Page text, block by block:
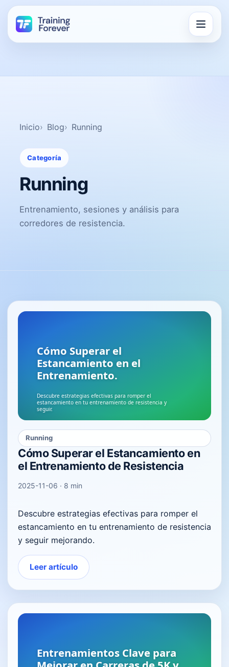
Inicio Blog Running
Categoría
Running
Entrenamiento, sesiones y análisis para
corredores de resistencia.
Running
Cómo Superar el Estancamiento en
el Entrenamiento de Resistencia
2025-11-06 · 8 min
Descubre estrategias efectivas para romper el
estancamiento en tu entrenamiento de resistencia
y seguir mejorando.
Leer artículo